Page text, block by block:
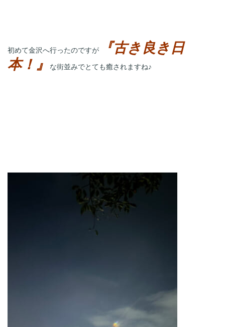
初めて金沢へ行ったのですが
『古き良き日
本！』
な街並みでとても癒されますね♪